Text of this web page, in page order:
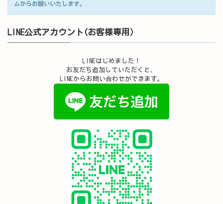
ムからお願いいたします。
LINE公式アカウント(お客様専用）
LINEはじめました！
お友だち追加していただくと、
LINEからお問い合わせができます。